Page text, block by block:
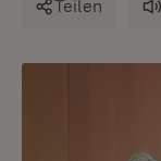
Teilen